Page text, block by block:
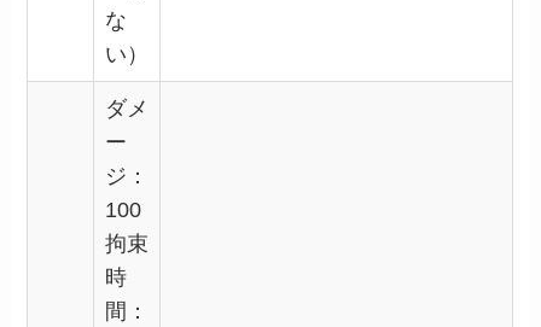
な
い）
ダメ
ー
ジ：
100
拘束
時
間：